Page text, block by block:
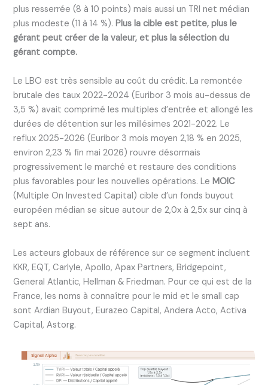
plus resserrée (8 à 10 points) mais aussi un TRI net médian
plus modeste (11 à 14 %).Plus la cible est petite, plus le
gérant peut créer de la valeur, et plus la sélection du
gérant compte.
Le LBO est très sensible au coût du crédit. La remontée
brutale des taux 2022-2024 (Euribor 3 mois au-dessus de
3,5 %) avait comprimé les multiples d’entrée et allongé les
durées de détention sur les millésimes 2021-2022. Le
reflux 2025-2026 (Euribor 3 mois moyen 2,18 % en 2025,
environ 2,23 % fin mai 2026) rouvre désormais
progressivement le marché et restaure des conditions
plus favorables pour les nouvelles opérations. LeMOIC
(Multiple On Invested Capital) cible d’un fonds buyout
européen médian se situe autour de 2,0x à 2,5x sur cinq à
sept ans.
Les acteurs globaux de référence sur ce segment incluent
KKR, EQT, Carlyle, Apollo, Apax Partners, Bridgepoint,
General Atlantic, Hellman & Friedman. Pour ce qui est de la
France, les noms à connaître pour le mid et le small cap
sont Ardian Buyout, Eurazeo Capital, Andera Acto, Activa
Capital, Astorg.